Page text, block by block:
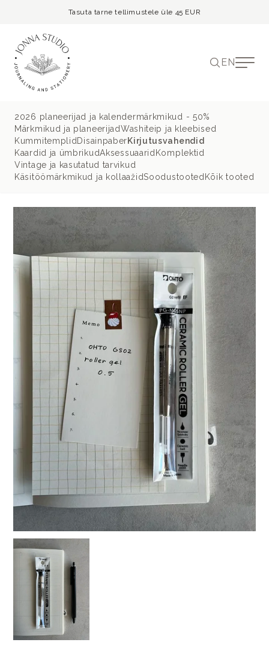
Tasuta tarne tellimustele üle 45 EUR
EN
2026 planeerijad ja kalendermärkmikud - 50%
Märkmikud ja planeerijadWashiteip ja kleebised
Kummitemplid DisainpaberKirjutusvahendid
Kaardid ja ümbrikudAksessuaarid Komplektid
Vintage ja kasutatud tarvikud
Käsitöömärkmikud ja kollaažidSoodustooted Kõik tooted